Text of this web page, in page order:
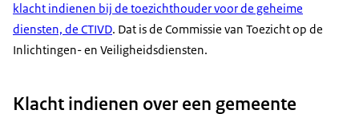
klacht indienen bij de toezichthouder voor de geheime
diensten, de CTIVD. Dat is de Commissie van Toezicht op de
Inlichtingen- en Veiligheidsdiensten.
Klacht indienen over een gemeente